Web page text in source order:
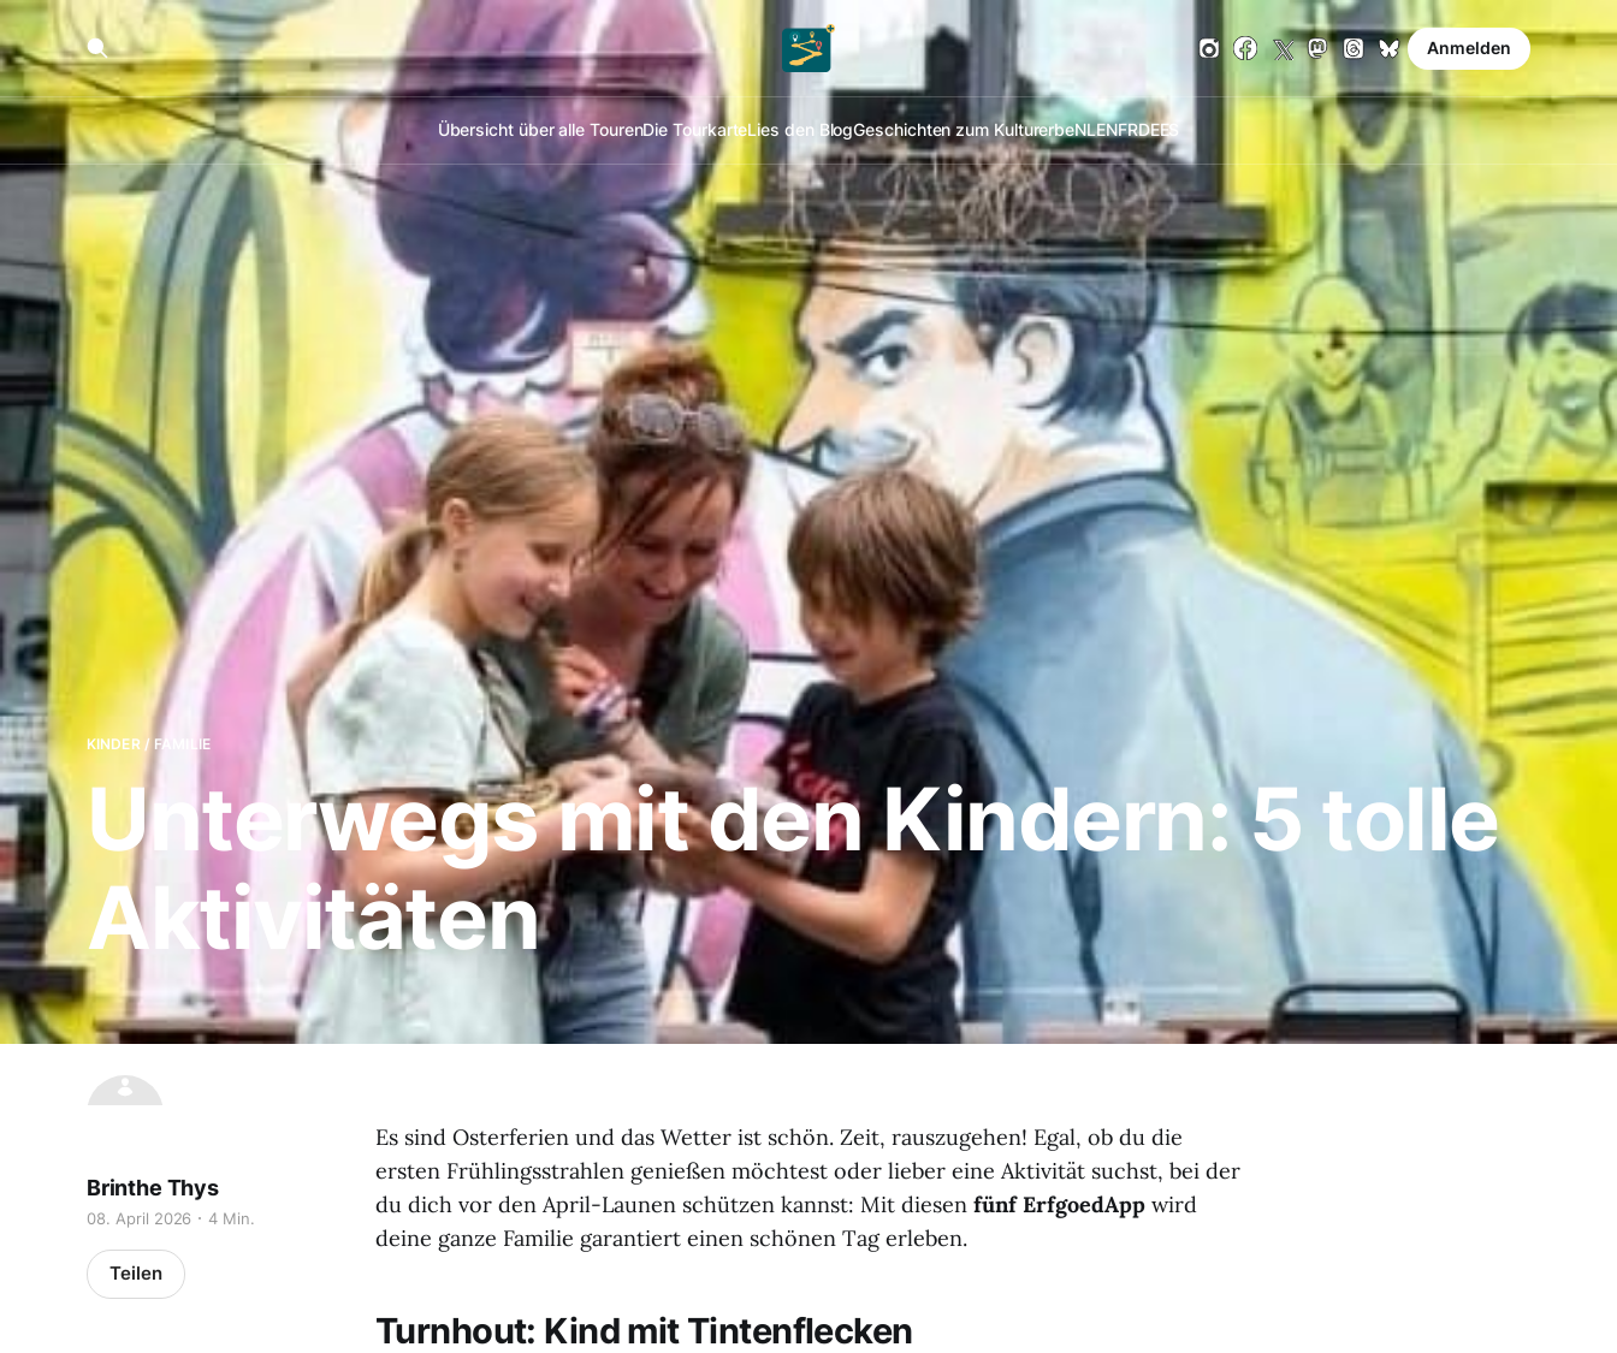
Übersicht über alle TourenDie TourkarteLies den BlogGeschichten zum KulturerbeNLENFRDEES
Anmelden
KINDER / FAMILIE
Unterwegs mit den Kindern: 5 tolle
Aktivitäten
Brinthe Thys
08. April 2026 4 Min.
Teilen
Es sind Osterferien und das Wetter ist schön. Zeit, rauszugehen! Egal, ob du die
ersten Frühlingsstrahlen genießen möchtest oder lieber eine Aktivität suchst, bei der
du dich vor den April-Launen schützen kannst: Mit diesen fünf ErfgoedApp wird
deine ganze Familie garantiert einen schönen Tag erleben.
Turnhout: Kind mit Tintenflecken